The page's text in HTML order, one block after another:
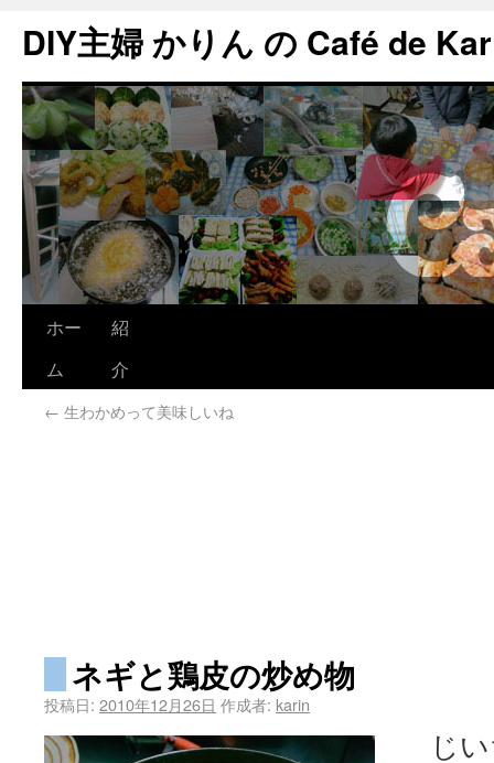
DIY主婦 かりん の Café de
ホー
ム
紹
介
← 生わかめって美味しいね
ネギと鶏皮の炒め物
投稿日: 2010年12月26日 作成者: karin
じい